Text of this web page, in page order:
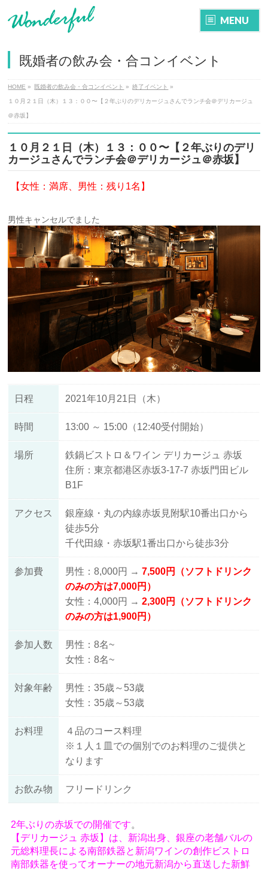
MENU
既婚者の飲み会・合コンイベント
HOME » 既婚者の飲み会・合コンイベント » 終了イベント »
１０月２１日（木）１３：００〜【２年ぶりのデリカージュさんでランチ会＠デリカージュ
＠赤坂】
１０月２１日（木）１３：００〜【２年ぶりのデリ
カージュさんでランチ会＠デリカージュ＠赤坂】
【女性：満席、 男性：残り1名】
男性キャンセルでました
日程 2021年10月21日（木）
時間 13:00 ～ 15:00（12:40受付開始）
場所
鉄鍋ビストロ＆ワイン デリカージュ 赤坂
住所：東京都港区赤坂3-17-7 赤坂門田ビル
B1F
アクセス
銀座線・丸の内線赤坂見附駅10番出口から
徒歩5分
千代田線・赤坂駅1番出口から徒歩3分
参加費 男性：8,000円 →7,500円（ソフトドリンク
のみの方は7,000円）
女性：4,000円 →2,300円（ソフトドリンク
のみの方は1,900円）
参加人数
男性：8名~
女性：8名~
対象年齢
男性：35歳～53歳
女性：35歳～53歳
お料理
４品のコース料理
※１人１皿での個別でのお料理のご提供と
なります
お飲み物 フリードリンク
2年ぶりの赤坂での開催です。
【デリカージュ 赤坂】は、新潟出身、銀座の老舗バルの
元総料理長による南部鉄器と新潟ワインの創作ビストロ
南部鉄器を使ってオーナーの地元新潟から直送した新鮮